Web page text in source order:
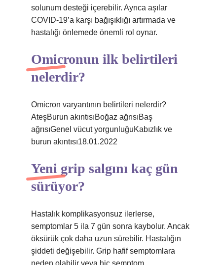
solunum desteği içerebilir. Ayrıca aşılar
COVID-19’a karşı bağışıklığı artırmada ve
hastalığı önlemede önemli rol oynar.
Omicronun ilk belirtileri
nelerdir?
Omicron varyantının belirtileri nelerdir?
AteşBurun akıntısıBoğaz ağrısıBaş
ağrısıGenel vücut yorgunluğuKabızlık ve
burun akıntısı18.01.2022
Yeni grip salgını kaç gün
sürüyor?
Hastalık komplikasyonsuz ilerlerse,
semptomlar 5 ila 7 gün sonra kaybolur. Ancak
öksürük çok daha uzun sürebilir. Hastalığın
şiddeti değişebilir. Grip hafif semptomlara
neden olabilir veya hiç semptom